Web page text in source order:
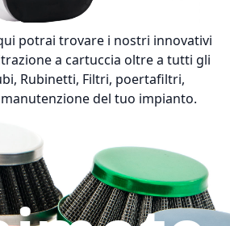
potrai trovare i nostri innovativi
a cartuccia oltre a tutti gli
Rubinetti, Filtri, poertafiltri,
del tuo impianto.